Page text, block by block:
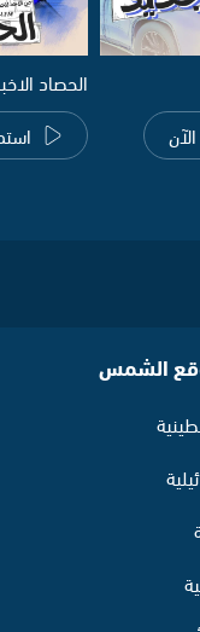
الحصاد
الشمس